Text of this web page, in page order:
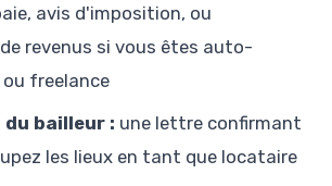
avis d'imposition, ou
revenus si vous êtes auto-
freelance
bailleur : une lettre confirmant
les lieux en tant que locataire